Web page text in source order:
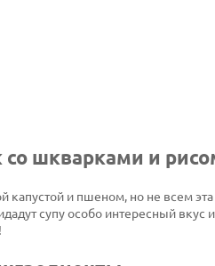
со шкварками и
капустой и пшеном, но не всем эта
супу особо интересный вкус